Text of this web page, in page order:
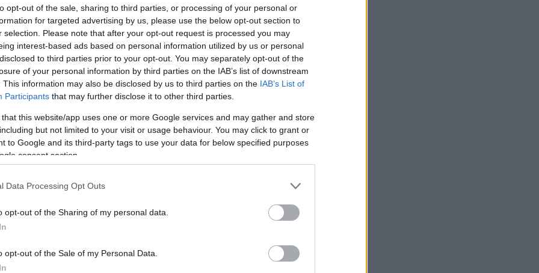
opt-out of the sale, sharing to third parties, or processing of your personal or
for targeted advertising by us, please use the below opt-out section to
selection. Please note that after your opt-out request is processed you may
interest-based ads based on personal information utilized by us or personal
to third parties prior to your opt-out. You may separately opt-out of the
of your personal information by third parties on the IAB’s list of downstream
This information may also be disclosed by us to third parties on the IAB’s List of
Participants that may further disclose it to other third parties.
that this website/app uses one or more Google services and may gather and store
but not limited to your visit or usage behaviour. You may click to grant or
to Google and its third-party tags to use your data for below specified purposes
consent section.
Data Processing Opt Outs
opt-out of the Sharing of my personal data.
opt-out of the Sale of my Personal Data.
Kollégák
Borwerk
Jancis Robinson
Pécsi borozó
Az a privát benyomásom, hogy mi
hez, hogy a chardonnay kultusza
szorult a fajta, azzal együtt is, hogy jó sok
azonban senki sem robbantott vele.
részint más hazaiak, olaszrizlingek,
ezzel semmi baj, de egészen
kéne.
milyen sokféle. A Nyakas Pince vagy
példányai üdék, gyümölcsösek és
ra emlékeztetnek. A fás iskola művelői
ikban dicséretes módon mintha
és jobban bíznának a gyümölcsben.
képest is pozitív élmény Légli Ottó
valamint Lőrincz György azonos
nagy erőfeszítések árán győző
sokan mások is: Villányban a Vylyan
Tibor és nagy reményekkel a Gróf
Figula, továbbá a Pannonhalmi Apátság,
Etyeken a Kúria. Meg sokan mások.
kifinomultságot. De hát megjön az is
Tetszik 0